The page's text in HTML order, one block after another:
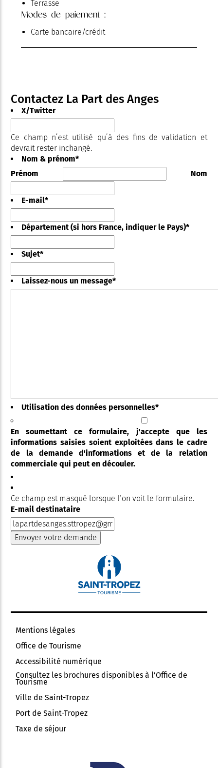
Terrasse
Modes de paiement :
Carte bancaire/crédit
Contactez La Part des Anges
X/Twitter
Ce champ n’est utilisé qu’à des fins de validation et
devrait rester inchangé.
Nom & prénom*
Prénom
Nom
E-mail*
Département (si hors France, indiquer le Pays)*
Sujet*
Laissez-nous un message*
Utilisation des données personnelles*
En soumettant ce formulaire, j'accepte que les
informations saisies soient exploitées dans le cadre
de la demande d'informations et de la relation
commerciale qui peut en découler.
Ce champ est masqué lorsque l‘on voit le formulaire.
E-mail destinataire
Mentions légales
Office de Tourisme
Accessibilité numérique
Consultez les brochures disponibles à l’Office de
Tourisme
Ville de Saint-Tropez
Port de Saint-Tropez
Taxe de séjour